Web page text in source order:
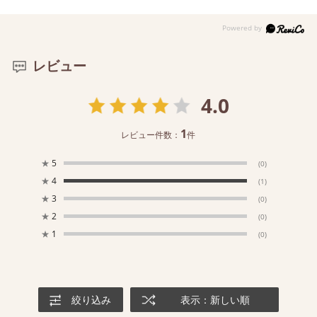
レビュー
4.0
レビュー件数： 1件
★ 5 (0)
★ 4 (1)
★ 3 (0)
★ 2 (0)
★ 1 (0)
絞り込み 表示：新しい順